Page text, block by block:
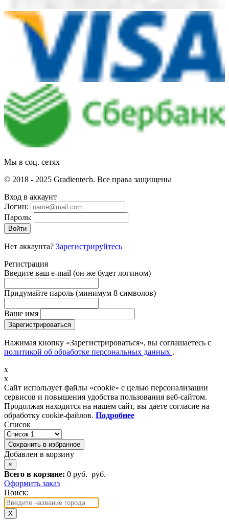
Мы в соц. сетях
© 2018 - 2025 Gradientech. Все права защищены
Вход в аккаунт
Логин:
Пароль:
Войти
Нет аккаунта? Зарегистрируйтесь
Регистрация
Введите ваш e-mail (он же будет логином)
Придумайте пароль (минимум 8 символов)
Ваше имя
Зарегистрироваться
Нажимая кнопку «Зарегистрироваться», вы соглашаетесь с
политикой об обработке персональных данных .
x
x
Сайт использует файлы «cookie» с целью персонализации
сервисов и повышения удобства пользования веб-сайтом.
Продолжая находится на нашем сайт, вы даете согласие на
обработку cookie-файлов. Подробнее
Список
Сохранить в избранное
Добавлен в корзину
×
Всего в корзине: 0 руб. руб.
Оформить заказ
Поиск:
X